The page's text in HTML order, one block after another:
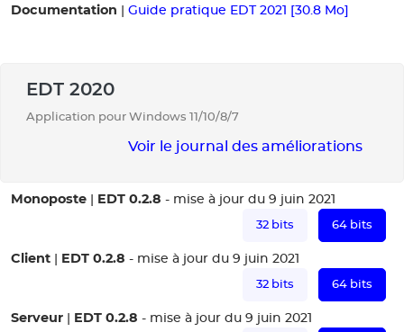
Documentation Guide pratique EDT 2021 [30.8 Mo]
EDT 2020
Application pour Windows 11/10/8/7
Voir le journal des améliorations
Monoposte | EDT 0.2.8 - mise à jour du 9 juin 2021
32 bits 64 bits
Client | EDT 0.2.8 - mise à jour du 9 juin 2021
32 bits 64 bits
Serveur | EDT 0.2.8 - mise à jour du 9 juin 2021